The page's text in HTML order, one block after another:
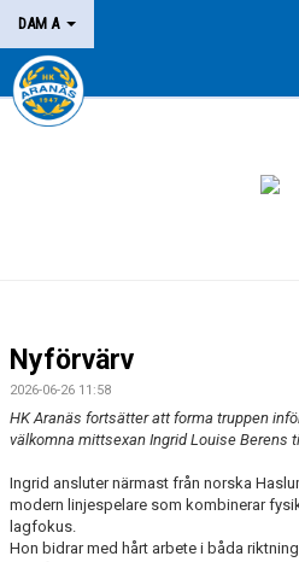
DAM A
HEM
KONTAKT
Nyförvärv
2026-06-26 11:58
HK Aranäs fortsätter att forma truppen
välkomna mittsexan Ingrid Louise Berens
Ingrid ansluter närmast från norska
modern linjespelare som kombinerar
lagfokus.
Hon bidrar med hårt arbete i båda